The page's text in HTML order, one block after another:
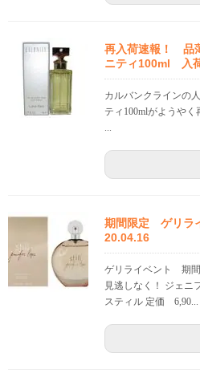
再入荷速報！ 品
ニティ100ml 入
カルバンクラインの
ティ100mlがようや
...
期間限定 ゲリ
20.04.16
ゲリライベント 期
見逃しなく！ ジェ
スティル 定価 6,90...